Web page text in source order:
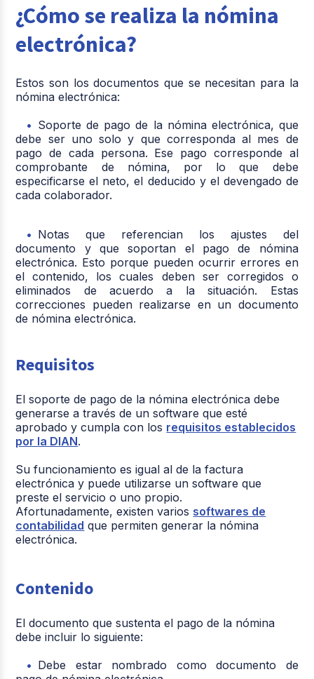
¿Cómo se realiza la nómina
electrónica?
Estos son los documentos que se necesitan para la
nómina electrónica:
Soporte de pago de la nómina electrónica, que
debe ser uno solo y que corresponda al mes de
pago de cada persona. Ese pago corresponde al
comprobante de nómina, por lo que debe
especificarse el neto, el deducido y el devengado de
cada colaborador.
Notas que referencian los ajustes del
documento y que soportan el pago de nómina
electrónica. Esto porque pueden ocurrir errores en
el contenido, los cuales deben ser corregidos o
eliminados de acuerdo a la situación. Estas
correcciones pueden realizarse en un documento
de nómina electrónica.
Requisitos
El soporte de pago de la nómina electrónica debe
generarse a través de un software que esté
aprobado y cumpla con los requisitos establecidos
por la DIAN.
Su funcionamiento es igual al de la factura
electrónica y puede utilizarse un software que
preste el servicio o uno propio.
Afortunadamente, existen varios softwares de
contabilidad que permiten generar la nómina
electrónica.
Contenido
El documento que sustenta el pago de la nómina
debe incluir lo siguiente:
Debe estar nombrado como documento de